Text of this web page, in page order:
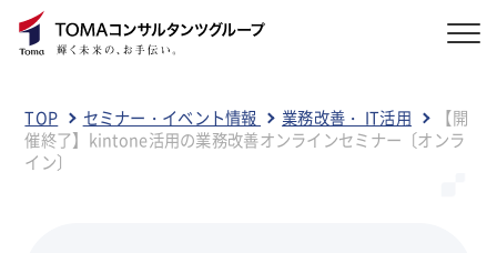
TOP セミナー・イベント情報 業務改善・ IT活用
【開
催終了】kintone活用の業務改善オンラインセミナー〔オンラ
イン〕